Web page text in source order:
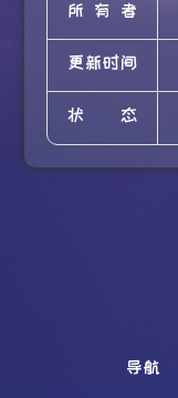
所有者
更新时间
状态
导航